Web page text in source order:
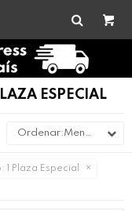
ESPECIAL
Menor precio
1 Plaza Especial